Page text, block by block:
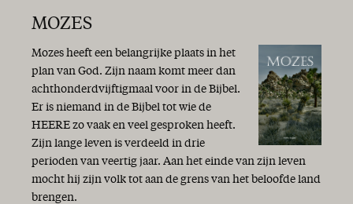
MOZES
Mozes heeft een belangrijke plaats in het
plan van God. Zijn naam komt meer dan
achthonderdvijftigmaal voor in de Bijbel.
Er is niemand in de Bijbel tot wie de
HEERE zo vaak en veel gesproken heeft.
Zijn lange leven is verdeeld in drie
perioden van veertig jaar. Aan het einde van zijn leven
mocht hij zijn volk tot aan de grens van het beloofde land
brengen.